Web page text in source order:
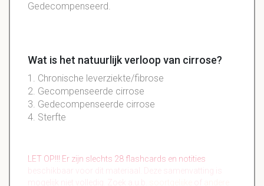
Gedecompenseerd.
Wat is het natuurlijk verloop van cirrose?
1. Chronische leverziekte/fibrose
2. Gecompenseerde cirrose
3. Gedecompenseerde cirrose
4. Sterfte
LET OP!!! Er zijn slechts 28 flashcards en notities
beschikbaar voor dit materiaal. Deze samenvatting is